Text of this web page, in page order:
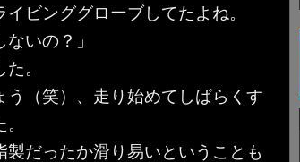
ビンググローブしてたよね。
いの？」
。
（笑）、走り始めてしばらくす
だったか滑り易いということも